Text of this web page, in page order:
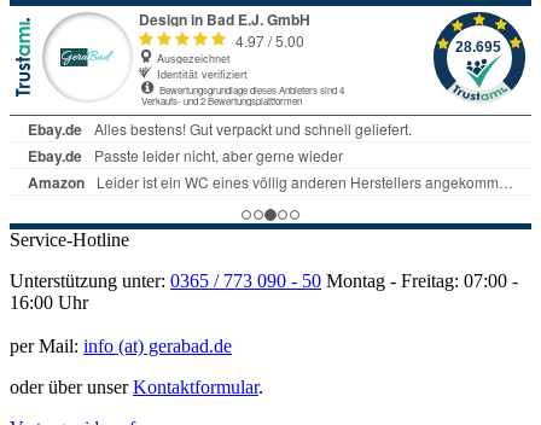
Service-Hotline
Unterstützung unter: 0365 / 773 090 - 50 Montag - Freitag: 07:00 -
16:00 Uhr
per Mail: info (at) gerabad.de
oder über unserKontaktformular.